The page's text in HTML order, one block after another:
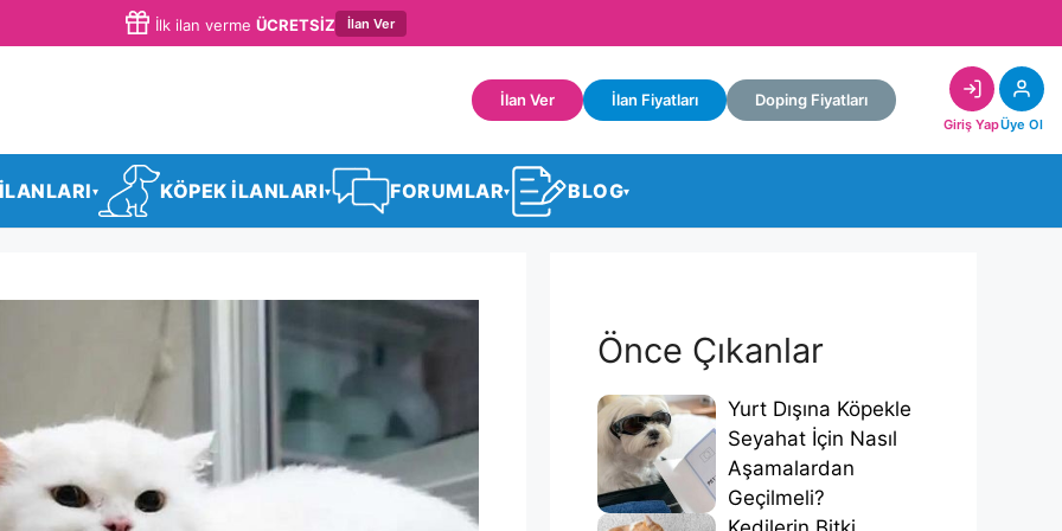
İlk ilan verme ÜCRETSİZ İlan Ver
İlan Ver İlan Fiyatları Doping Fiyatları
Giriş YapÜye Ol
▾ KÖPEK İLANLARI▾ FORUMLAR▾ BLOG▾
Önce Çıkanlar
Yurt Dışına Köpekle
Seyahat İçin Nasıl
Aşamalardan
Geçilmeli?